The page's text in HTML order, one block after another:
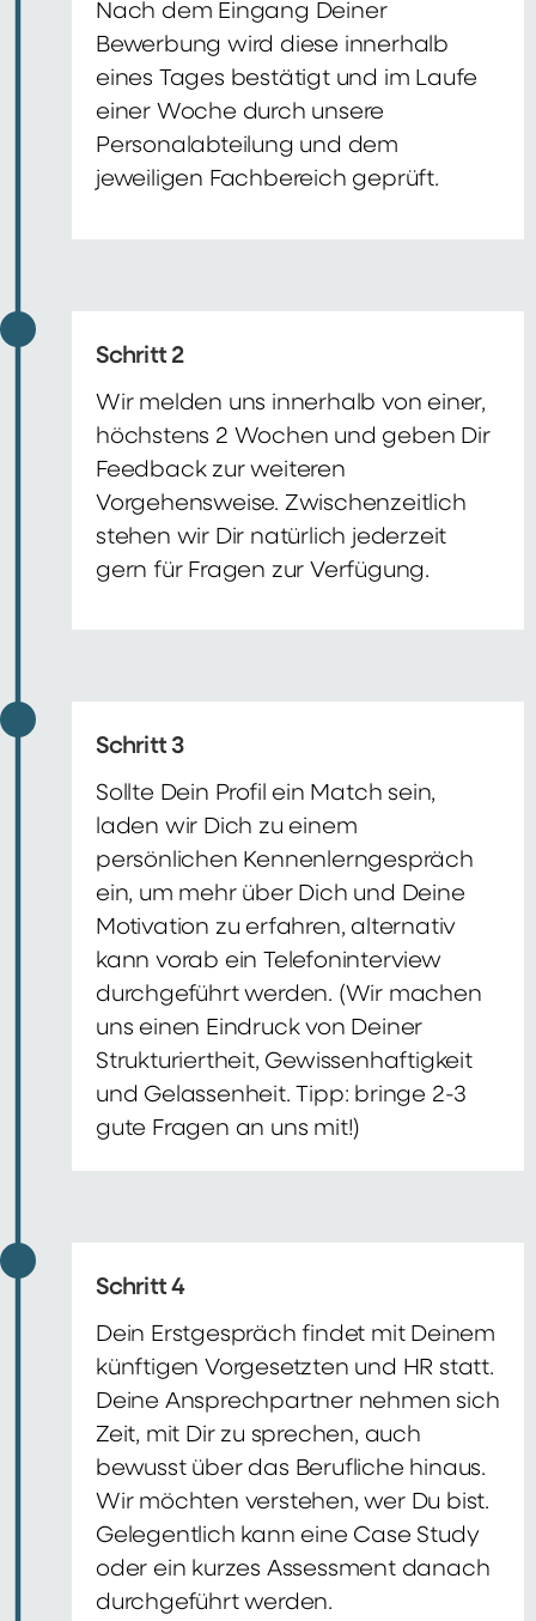
Nach dem Eingang Deiner
Bewerbung wird diese innerhalb
eines Tages bestätigt und im Laufe
einer Woche durch unsere
Personalabteilung und dem
jeweiligen Fachbereich geprüft.
Schritt 2
Wir melden uns innerhalb von einer,
höchstens 2 Wochen und geben Dir
Feedback zur weiteren
Vorgehensweise. Zwischenzeitlich
stehen wir Dir natürlich jederzeit
gern für Fragen zur Verfügung.
Schritt 3
Sollte Dein Profil ein Match sein,
laden wir Dich zu einem
persönlichen Kennenlerngespräch
ein, um mehr über Dich und Deine
Motivation zu erfahren, alternativ
kann vorab ein Telefoninterview
durchgeführt werden. (Wir machen
uns einen Eindruck von Deiner
Strukturiertheit, Gewissenhaftigkeit
und Gelassenheit. Tipp: bringe 2-3
gute Fragen an uns mit!)
Schritt 4
Dein Erstgespräch findet mit Deinem
künftigen Vorgesetzten und HR statt.
Deine Ansprechpartner nehmen sich
Zeit, mit Dir zu sprechen, auch
bewusst über das Berufliche hinaus.
Wir möchten verstehen, wer Du bist.
Gelegentlich kann eine Case Study
oder ein kurzes Assessment danach
durchgeführt werden.